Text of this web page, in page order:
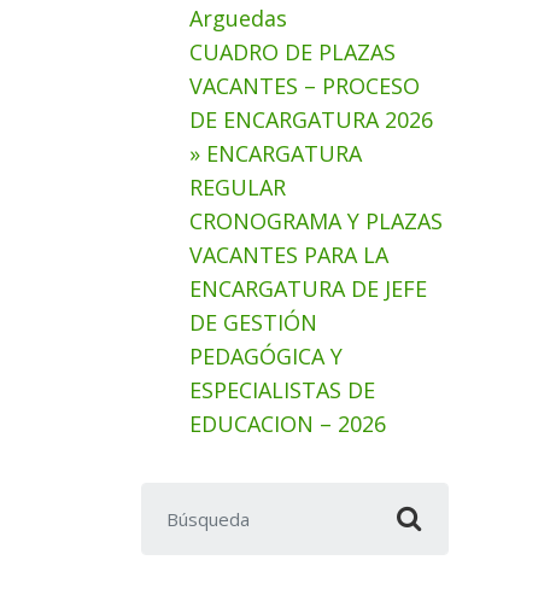
Arguedas
CUADRO DE PLAZAS
VACANTES – PROCESO
DE ENCARGATURA 2026
» ENCARGATURA
REGULAR
CRONOGRAMA Y PLAZAS
VACANTES PARA LA
ENCARGATURA DE JEFE
DE GESTIÓN
PEDAGÓGICA Y
ESPECIALISTAS DE
EDUCACION – 2026